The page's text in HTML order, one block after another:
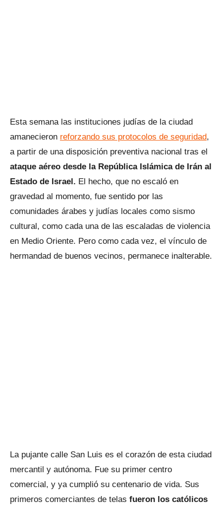
Esta semana las instituciones judías de la ciudad
amanecieron reforzando sus protocolos de seguridad,
a partir de una disposición preventiva nacional tras el
ataque aéreo desde la República Islámica de Irán al
Estado de Israel. El hecho, que no escaló en
gravedad al momento, fue sentido por las
comunidades árabes y judías locales como sismo
cultural, como cada una de las escaladas de violencia
en Medio Oriente. Pero como cada vez, el vínculo de
hermandad de buenos vecinos, permanece inalterable.
La pujante calle San Luis es el corazón de esta ciudad
mercantil y autónoma. Fue su primer centro
comercial, y ya cumplió su centenario de vida. Sus
primeros comerciantes de telas fueron los católicos